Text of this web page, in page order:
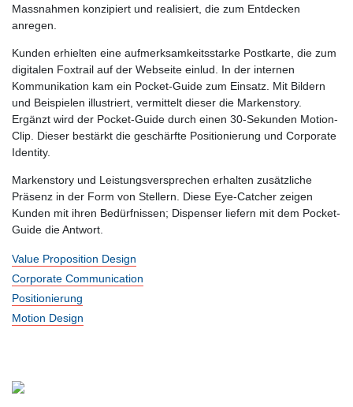
Massnahmen konzipiert und realisiert, die zum Entdecken
anregen.
Kunden erhielten eine aufmerksamkeitsstarke Postkarte, die zum
digitalen Foxtrail auf der Webseite einlud. In der internen
Kommunikation kam ein Pocket-Guide zum Einsatz. Mit Bildern
und Beispielen illustriert, vermittelt dieser die Markenstory.
Ergänzt wird der Pocket-Guide durch einen 30-Sekunden Motion-
Clip. Dieser bestärkt die geschärfte Positionierung und Corporate
Identity.
Markenstory und Leistungsversprechen erhalten zusätzliche
Präsenz in der Form von Stellern. Diese Eye-Catcher zeigen
Kunden mit ihren Bedürfnissen; Dispenser liefern mit dem Pocket-
Guide die Antwort.
Value Proposition Design
Corporate Communication
Positionierung
Motion Design